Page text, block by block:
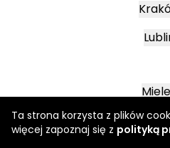
Ta strona korzysta z plików
więcej zapoznaj się z polityką